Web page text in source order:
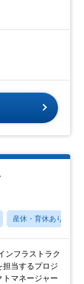
産休・育休あり
ンフラストラク
担当するプロジ
トマネージャー